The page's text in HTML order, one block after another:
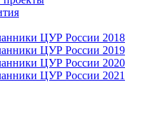
ЦУР России 2018
ЦУР России 2019
ЦУР России 2020
ЦУР России 2021